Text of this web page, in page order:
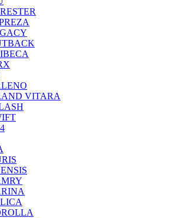
VITARA